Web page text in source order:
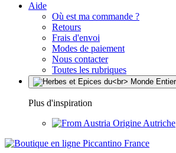
Aide
Où est ma commande ?
Retours
Frais d'envoi
Modes de paiement
Nous contacter
Toutes les rubriques
Plus d'inspiration
Origine Autriche